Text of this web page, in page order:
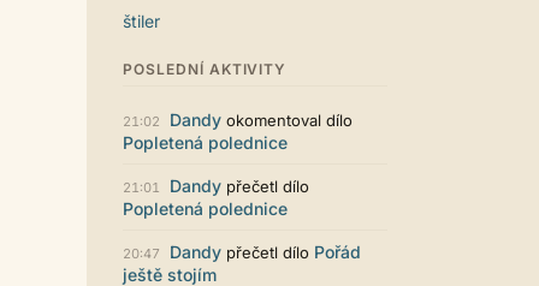
reklama co zasahovala do chatu je
myslím také už v pořádku,
Líbí se mi tmavá varianta nového
vzhledu. Na některých místech
jsou sice mezi prvky příliš velké
určitě to půjde upravit místním
stylem... Celkově je styl dobře
puero 29.07. 11:53
štiler
POSLEDNÍ AKTIVITY
21:02 Dandy okomentoval dílo
Popletená polednice
21:01 Dandy přečetl dílo
Popletená polednice
20:47 Dandy přečetl dílo Pořád
ještě stojím